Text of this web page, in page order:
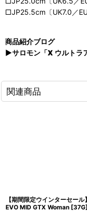
□JP25.5cm〔UK7.0／
商品紹介ブログ
▶サロモン「X ウルトラ
関連商品
期間限定ウインターセール】
MID GTX Woman [37G]